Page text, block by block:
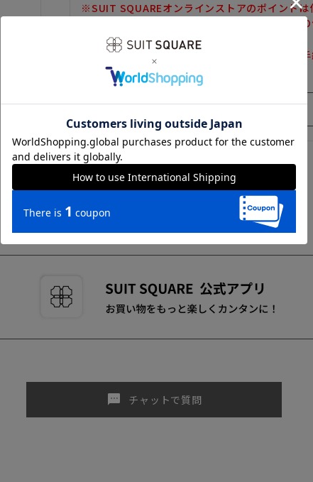
※SUIT SQUAREオンラインストアのポイントは
また、ゲスト購入後の会員情報統合・ポイント
しかねます。
※購入履歴の確認、領収書の発行、キャンセル
だけません。
sms チャットで質問